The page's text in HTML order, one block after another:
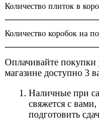
Количество плиток в
Количество коробок на
Оплачивайте
магазине доступно 3
Наличные при
свяжется с
подготовить